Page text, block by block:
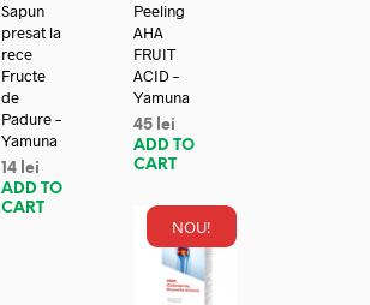
Sapun
presat la
rece
Fructe
de
Padure –
Yamuna
14 lei
ADD TO
CART
Peeling
AHA
FRUIT
ACID –
Yamuna
45 lei
ADD TO
CART
NOU!